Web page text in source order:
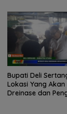
Bupati Deli
Lokasi Yang Akan
Dreinase dan